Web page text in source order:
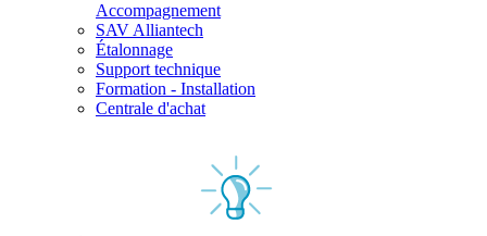
Accompagnement
SAV Alliantech
Étalonnage
Support technique
Formation - Installation
Centrale d'achat